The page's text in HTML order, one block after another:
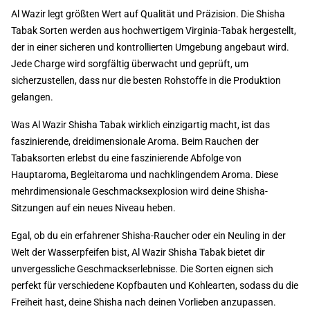
Al Wazir legt größten Wert auf Qualität und Präzision. Die Shisha
Tabak Sorten werden aus hochwertigem Virginia-Tabak hergestellt,
der in einer sicheren und kontrollierten Umgebung angebaut wird.
Jede Charge wird sorgfältig überwacht und geprüft, um
sicherzustellen, dass nur die besten Rohstoffe in die Produktion
gelangen.
Was Al Wazir Shisha Tabak wirklich einzigartig macht, ist das
faszinierende, dreidimensionale Aroma. Beim Rauchen der
Tabaksorten erlebst du eine faszinierende Abfolge von
Hauptaroma, Begleitaroma und nachklingendem Aroma. Diese
mehrdimensionale Geschmacksexplosion wird deine Shisha-
Sitzungen auf ein neues Niveau heben.
Egal, ob du ein erfahrener Shisha-Raucher oder ein Neuling in der
Welt der Wasserpfeifen bist, Al Wazir Shisha Tabak bietet dir
unvergessliche Geschmackserlebnisse. Die Sorten eignen sich
perfekt für verschiedene Kopfbauten und Kohlearten, sodass du die
Freiheit hast, deine Shisha nach deinen Vorlieben anzupassen.